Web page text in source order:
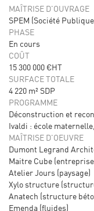
MAÎTRISE D'OUVRAGE
SPEM (Société
PHASE
En cours
COÛT
15 300 000 €HT
SURFACE TOTALE
4 220 m² SDP
PROGRAMME
Déconstruction et
Ivaldi : école
MAÎTRISE D'OEUVRE
Dumont Legrand
Maitre Cube
Atelier Jours (paysage)
Xylo structure
Anatech (structure
Emenda (fluides)